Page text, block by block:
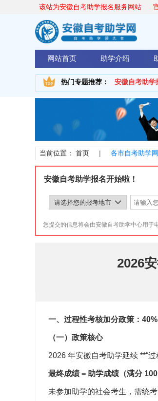
网站首页 助学介绍
安徽自考助学
热门专题推荐：
该站为安徽自考助学报名服务网站 官
2026
一、过程性考核加分政策：
（一）政策核心
2026 年安徽自考助学延续 **“
最终成绩 = 助学成绩（满分
未参加助学的社会考生，需统
当前位置： 首页 | 各市自考助学
安徽自考助学报名开始啦！

您提交的信息将会由安徽自考助学中心用于